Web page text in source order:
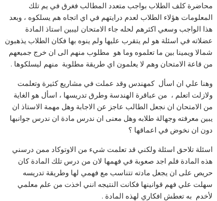
محاضرة كلف الطلاب بواجب متعدد المطالب فغرق في يم تلك
المعلومات هؤلاء الطلاب لعدم درايتهم في اي اتجاه هم يسلكوه ، وبعد
هذا الواجب وسعي اكثرهم لحله جاء الامتحان ليبين استاذ المادة
عضلاته في اسئلة هو لم يتقرب عليها ولم ينوه بها فكان الطلاب يذهبون
شمالا ويمينا بين ما تعلموه وما هو مطلوب منهم الى ان خرج جميعهم
من قاعة الامتحان وهم لا يعلمون اي طريقة مطلوبة منهم ليسلكوها .
وهنا علي ان اسأل كمهندس وقد عملت في مشاريع كثيرة وتعلمت
ولازلت اتعلم ، من عباقرة الهندسة وطرق تدريسها ، اسأل هو الغاية
من الامتحان ان نجعل الطالب عاجز عن الاجابة وهل مهمة الاستاذ ان
يبين معرفته وجهالة طلابه وهل معنى ان ندرس مادة ان ندرس جوانبها
دون ان نخوض في اعماقها ؟
اسئلة تلاحق اسئلة ولكني قد تعلمت شيء من الاوتوكاد ممن درسني
هذه المادة فلم اجد صعوبة في فهمها لان من درس تلك المادة كان
حريص على ان يجعل مادته تتناسب مع فهمي لها وطريقة تدريسه
سهلت علي فهم قوانينها فكانت النتيجه انني اخذت من علم معلمي
لأخدم به تعطش افكاري لهذه المادة .